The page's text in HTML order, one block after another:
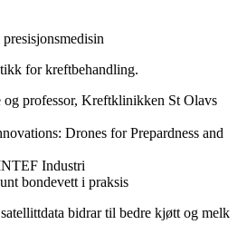
for kreftbehandling.
og professor, Kreftklinikken St Olavs
Drones for Prepardness and
Industri
bondevett i praksis
bidrar til bedre kjøtt og melk